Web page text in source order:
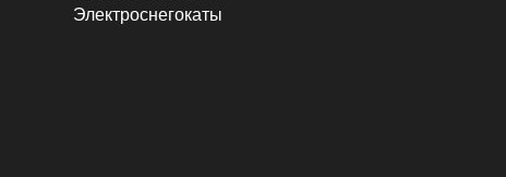
Электроснегокаты